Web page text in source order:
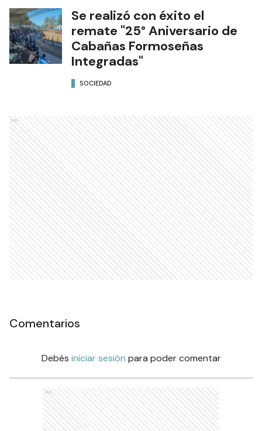
Se realizó con éxito el
remate "25° Aniversario de
Cabañas Formoseñas
Integradas"
SOCIEDAD
Ads
Comentarios
Debés iniciar sesión para poder comentar
Ads